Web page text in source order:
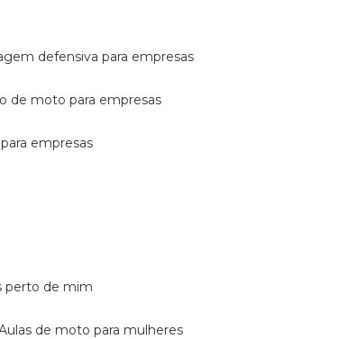
defensiva para empresas
de moto para empresas
empresas
perto de mim
aulas de moto para mulheres